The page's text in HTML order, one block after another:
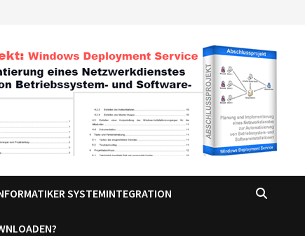
SYSTEMINTEGRATION